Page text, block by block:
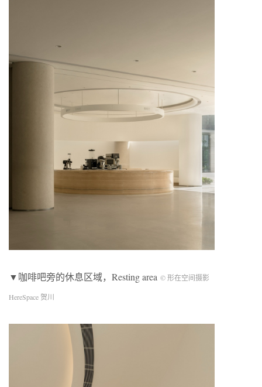
▼咖啡吧旁的休息区域，Resting area © 形在空间摄影
HereSpace 贺川